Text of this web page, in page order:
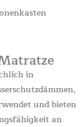
in
und bieten
an